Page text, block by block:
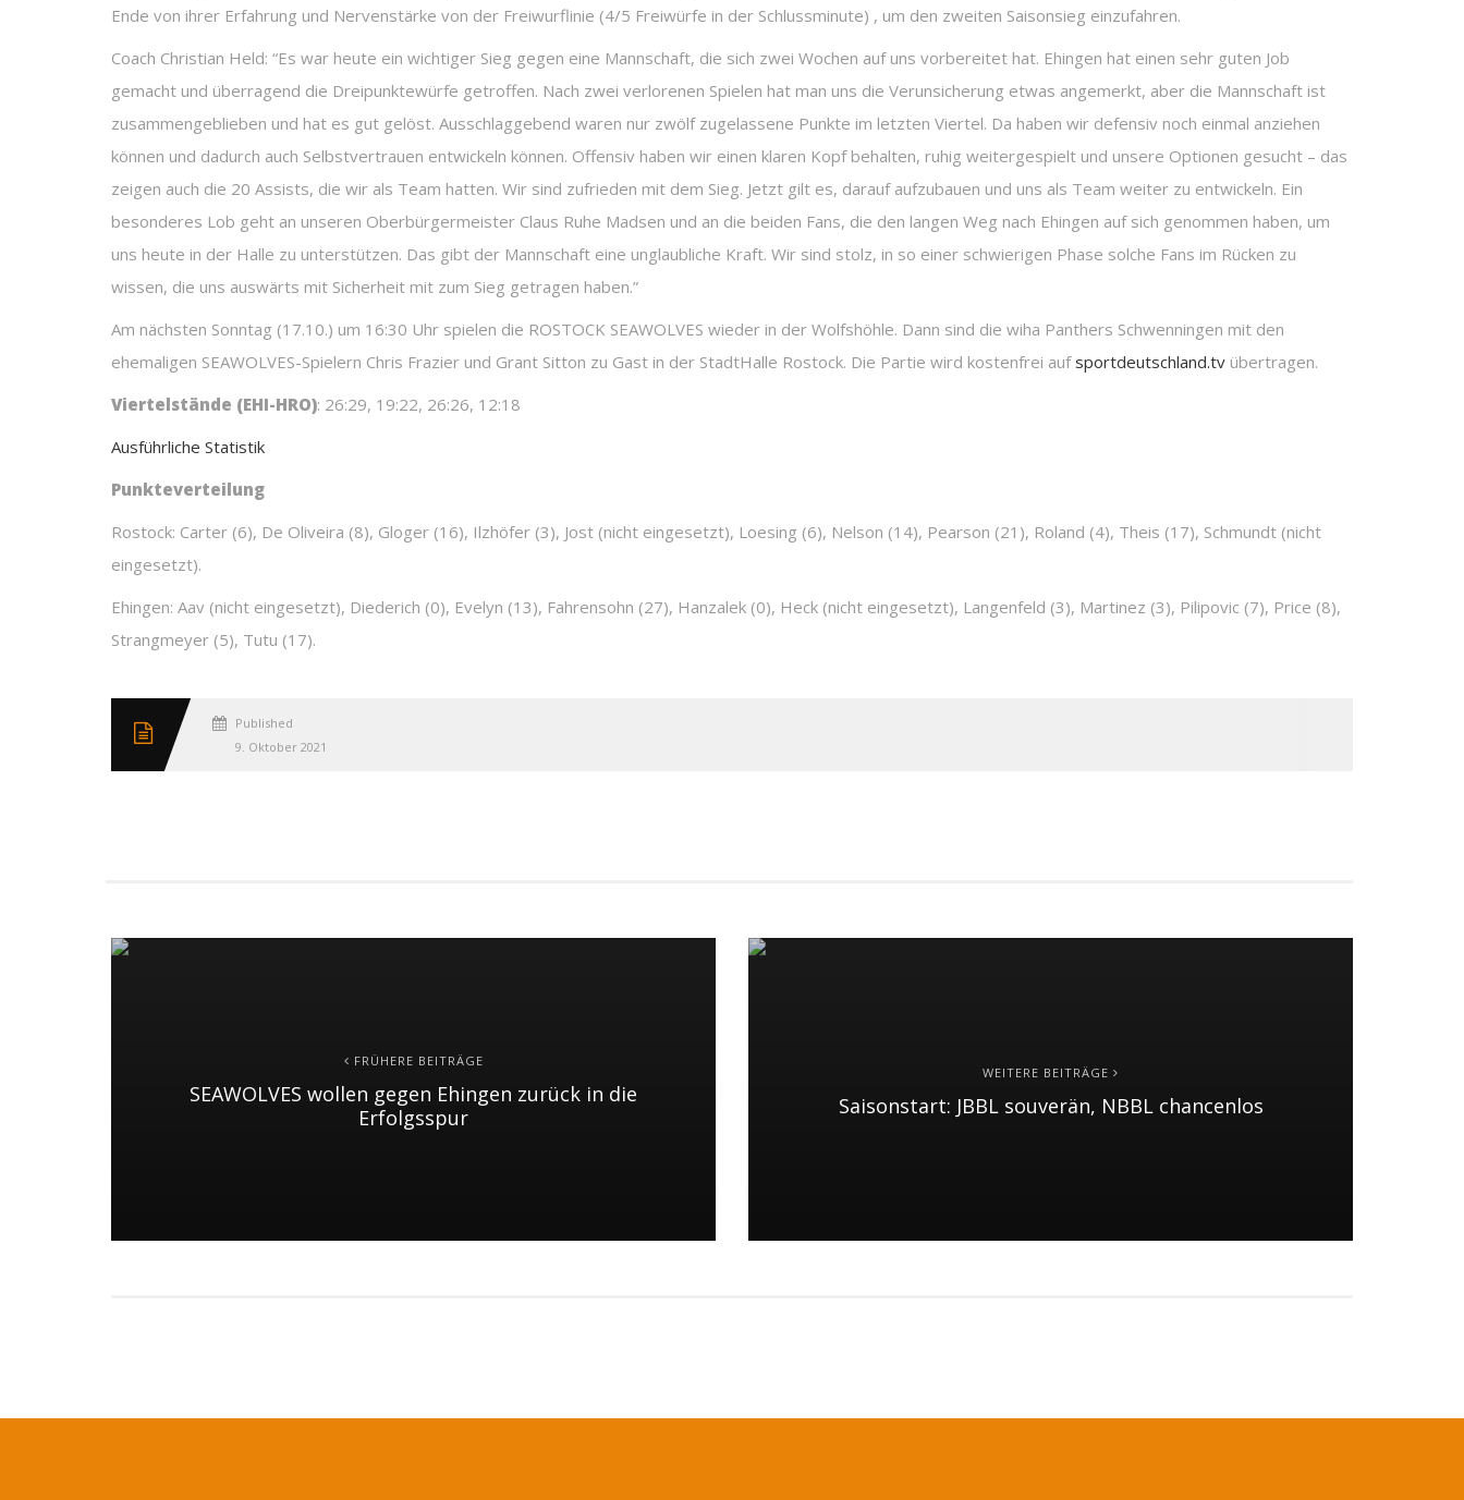
Ende von ihrer Erfahrung und Nervenstärke von der Freiwurflinie (4/5 Freiwürfe in der Schlussminute) , um den zweiten Saisonsieg einzufahren.
Coach Christian Held: “Es war heute ein wichtiger Sieg gegen eine Mannschaft, die sich zwei Wochen auf uns vorbereitet hat. Ehingen hat einen sehr guten Job
gemacht und überragend die Dreipunktewürfe getroffen. Nach zwei verlorenen Spielen hat man uns die Verunsicherung etwas angemerkt, aber die Mannschaft ist
zusammengeblieben und hat es gut gelöst. Ausschlaggebend waren nur zwölf zugelassene Punkte im letzten Viertel. Da haben wir defensiv noch einmal anziehen
können und dadurch auch Selbstvertrauen entwickeln können. Offensiv haben wir einen klaren Kopf behalten, ruhig weitergespielt und unsere Optionen gesucht – das
zeigen auch die 20 Assists, die wir als Team hatten. Wir sind zufrieden mit dem Sieg. Jetzt gilt es, darauf aufzubauen und uns als Team weiter zu entwickeln. Ein
besonderes Lob geht an unseren Oberbürgermeister Claus Ruhe Madsen und an die beiden Fans, die den langen Weg nach Ehingen auf sich genommen haben, um
uns heute in der Halle zu unterstützen. Das gibt der Mannschaft eine unglaubliche Kraft. Wir sind stolz, in so einer schwierigen Phase solche Fans im Rücken zu
wissen, die uns auswärts mit Sicherheit mit zum Sieg getragen haben.”
Am nächsten Sonntag (17.10.) um 16:30 Uhr spielen die ROSTOCK SEAWOLVES wieder in der Wolfshöhle. Dann sind die wiha Panthers Schwenningen mit den
ehemaligen SEAWOLVES-Spielern Chris Frazier und Grant Sitton zu Gast in der StadtHalle Rostock. Die Partie wird kostenfrei aufsportdeutschland.tv übertragen.
Viertelstände (EHI-HRO): 26:29, 19:22, 26:26, 12:18
Ausführliche Statistik
Punkteverteilung
Rostock: Carter (6), De Oliveira (8), Gloger (16), Ilzhöfer (3), Jost (nicht eingesetzt), Loesing (6), Nelson (14), Pearson (21), Roland (4), Theis (17), Schmundt (nicht
eingesetzt).
Ehingen: Aav (nicht eingesetzt), Diederich (0), Evelyn (13), Fahrensohn (27), Hanzalek (0), Heck (nicht eingesetzt), Langenfeld (3), Martinez (3), Pilipovic (7), Price (8),
Strangmeyer (5), Tutu (17).
Published
9. Oktober 2021
FRÜHERE BEITRÄGE
SEAWOLVES wollen gegen Ehingen zurück in die
Erfolgsspur
WEITERE BEITRÄGE
Saisonstart: JBBL souverän, NBBL chancenlos